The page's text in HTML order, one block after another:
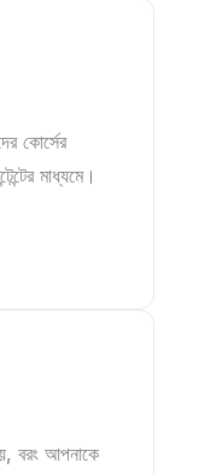
কোর্সের
মাধ্যমে।
বরং আপনাকে